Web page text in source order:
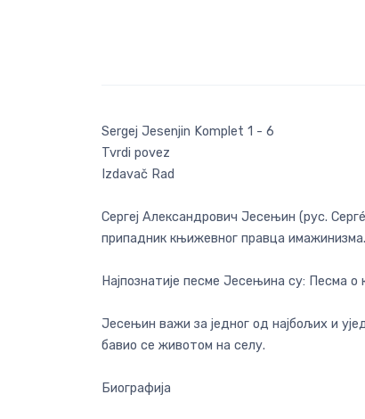
Sergej Jesenjin Komplet 1 - 6
Tvrdi povez
Izdavač Rad
Сергеј Александрович Јесењин (рус.
припадник књижевног правца имажинизма.
Најпознатије песме Јесењина су:
Јесењин важи за једног од најбољих и
бавио се животом на селу.
Биографија